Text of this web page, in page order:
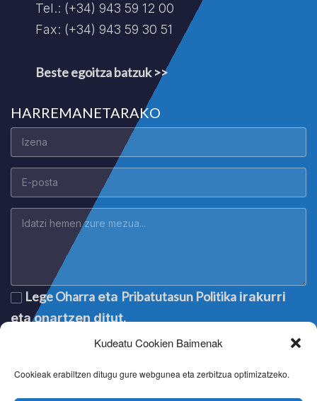
Kudeatu Cookien Baimenak
Cookieak erabiltzen ditugu gure webgunea eta zerbitzua optimizatzeko.
Tel.: (+34) 943 59 12 00
Fax: (+34) 943 59 30 51
Beste egoitza batzuk >>
HARREMANETARAKO
Lege Oharra eta Pribatutasun Politika irakurri
eta onartzen ditut.